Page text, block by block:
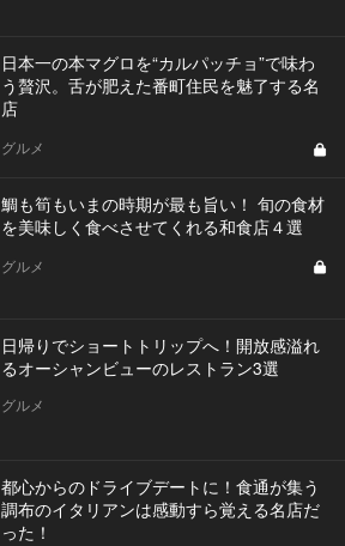
日本一の本マグロを“カルパッチョ”で味わ
う贅沢。舌が肥えた番町住民を魅了する名
店
グルメ
鯛も筍もいまの時期が最も旨い！ 旬の食材
を美味しく食べさせてくれる和食店４選
グルメ
日帰りでショートトリップへ！開放感溢れ
るオーシャンビューのレストラン3選
グルメ
都心からのドライブデートに！食通が集う
調布のイタリアンは感動すら覚える名店だ
った！